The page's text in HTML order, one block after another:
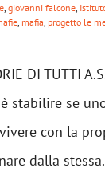
giovanni falcone
mafia progetto le
DI TUTTI
stabilire se
con la
dalla